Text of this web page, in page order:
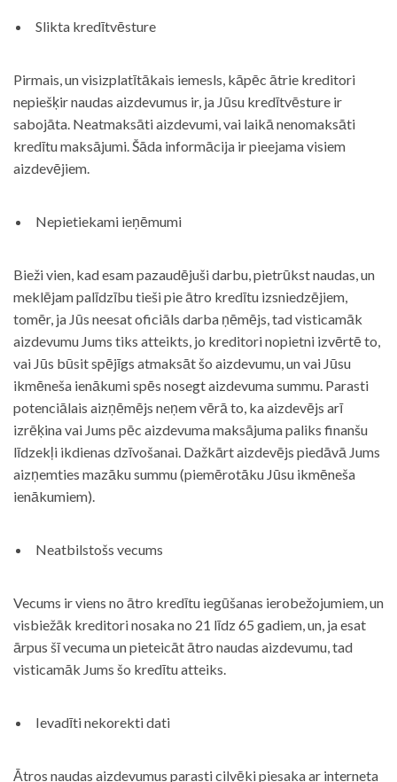
Slikta kredītvēsture
Pirmais, un visizplatītākais iemesls, kāpēc ātrie kreditori
nepiešķir naudas aizdevumus ir, ja Jūsu kredītvēsture ir
sabojāta. Neatmaksāti aizdevumi, vai laikā nenomaksāti
kredītu maksājumi. Šāda informācija ir pieejama visiem
aizdevējiem.
Nepietiekami ieņēmumi
Bieži vien, kad esam pazaudējuši darbu, pietrūkst naudas, un
meklējam palīdzību tieši pie ātro kredītu izsniedzējiem,
tomēr, ja Jūs neesat oficiāls darba ņēmējs, tad visticamāk
aizdevumu Jums tiks atteikts, jo kreditori nopietni izvērtē to,
vai Jūs būsit spējīgs atmaksāt šo aizdevumu, un vai Jūsu
ikmēneša ienākumi spēs nosegt aizdevuma summu. Parasti
potenciālais aizņēmējs neņem vērā to, ka aizdevējs arī
izrēķina vai Jums pēc aizdevuma maksājuma paliks finanšu
līdzekļi ikdienas dzīvošanai. Dažkārt aizdevējs piedāvā Jums
aizņemties mazāku summu (piemērotāku Jūsu ikmēneša
ienākumiem).
Neatbilstošs vecums
Vecums ir viens no ātro kredītu iegūšanas ierobežojumiem, un
visbiežāk kreditori nosaka no 21 līdz 65 gadiem, un, ja esat
ārpus šī vecuma un pieteicāt ātro naudas aizdevumu, tad
visticamāk Jums šo kredītu atteiks.
Ievadīti nekorekti dati
Ātros naudas aizdevumus parasti cilvēki piesaka ar interneta